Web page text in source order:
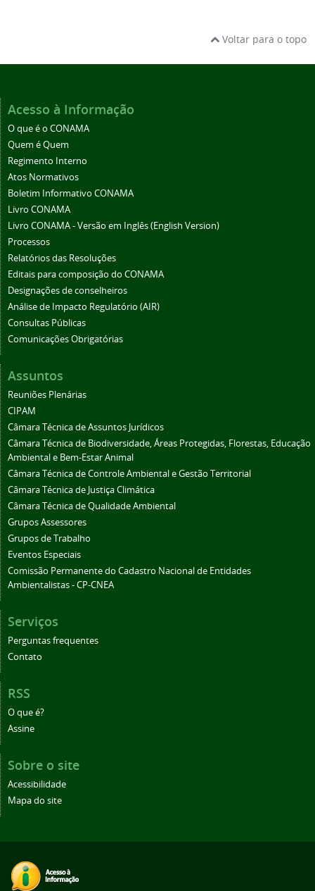
Voltar para o topo
Acesso à Informação
O que é o CONAMA
Quem é Quem
Regimento Interno
Atos Normativos
Boletim Informativo CONAMA
Livro CONAMA
Livro CONAMA - Versão em Inglês (English Version)
Processos
Relatórios das Resoluções
Editais para composição do CONAMA
Designações de conselheiros
Análise de Impacto Regulatório (AIR)
Consultas Públicas
Comunicações Obrigatórias
Assuntos
Reuniões Plenárias
CIPAM
Câmara Técnica de Assuntos Jurídicos
Câmara Técnica de Biodiversidade, Áreas Protegidas, Florestas, Educação
Ambiental e Bem-Estar Animal
Câmara Técnica de Controle Ambiental e Gestão Territorial
Câmara Técnica de Justiça Climática
Câmara Técnica de Qualidade Ambiental
Grupos Assessores
Grupos de Trabalho
Eventos Especiais
Comissão Permanente do Cadastro Nacional de Entidades
Ambientalistas - CP-CNEA
Serviços
Perguntas frequentes
Contato
RSS
O que é?
Assine
Sobre o site
Acessibilidade
Mapa do site